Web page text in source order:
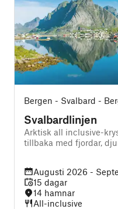
Bergen - Svalbard -
Svalbardlinjen
Arktisk all inclusive-
tillbaka med fjordar,
Augusti 2026 -
15 dagar
14 hamnar
All-inclusive